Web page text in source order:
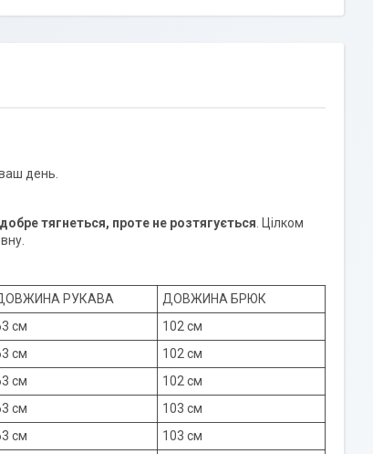
день.
тягнеться, проте не розтягується . Цілком
РУКАВА
ДОВЖИНА БРЮК
см
102 см
см
102 см
см
102 см
см
103 см
см
103 см